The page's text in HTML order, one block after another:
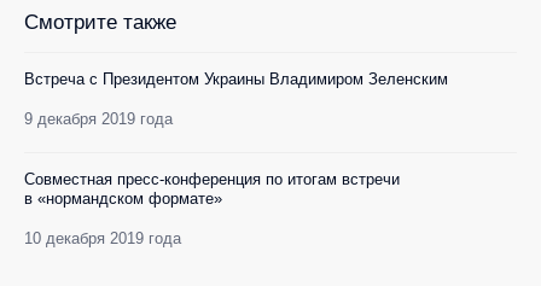
Смотрите также
Встреча с Президентом Украины Владимиром Зеленским
9 декабря 2019 года
Совместная пресс-конференция по итогам встречи
в «нормандском формате»
10 декабря 2019 года